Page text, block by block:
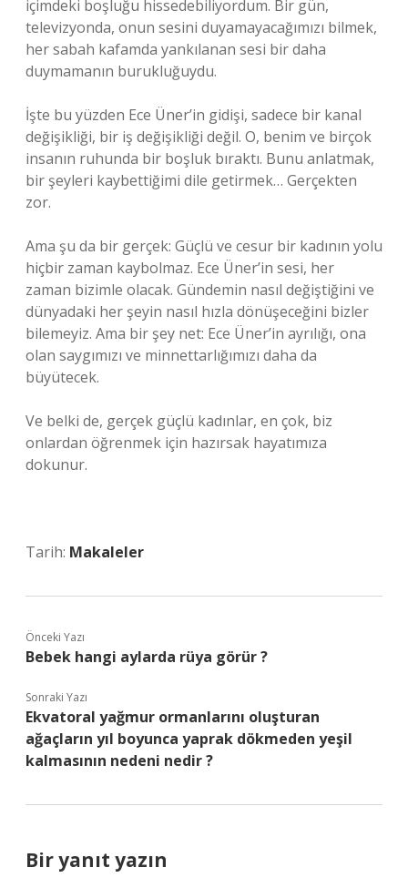
içimdeki boşluğu hissedebiliyordum. Bir gün,
televizyonda, onun sesini duyamayacağımızı bilmek,
her sabah kafamda yankılanan sesi bir daha
duymamanın burukluğuydu.
İşte bu yüzden Ece Üner’in gidişi, sadece bir kanal
değişikliği, bir iş değişikliği değil. O, benim ve birçok
insanın ruhunda bir boşluk bıraktı. Bunu anlatmak,
bir şeyleri kaybettiğimi dile getirmek… Gerçekten
zor.
Ama şu da bir gerçek: Güçlü ve cesur bir kadının yolu
hiçbir zaman kaybolmaz. Ece Üner’in sesi, her
zaman bizimle olacak. Gündemin nasıl değiştiğini ve
dünyadaki her şeyin nasıl hızla dönüşeceğini bizler
bilemeyiz. Ama bir şey net: Ece Üner’in ayrılığı, ona
olan saygımızı ve minnettarlığımızı daha da
büyütecek.
Ve belki de, gerçek güçlü kadınlar, en çok, biz
onlardan öğrenmek için hazırsak hayatımıza
dokunur.
Tarih: Makaleler
Önceki Yazı
Bebek hangi aylarda rüya görür ?
Sonraki Yazı
Ekvatoral yağmur ormanlarını oluşturan
ağaçların yıl boyunca yaprak dökmeden yeşil
kalmasının nedeni nedir ?
Bir yanıt yazın